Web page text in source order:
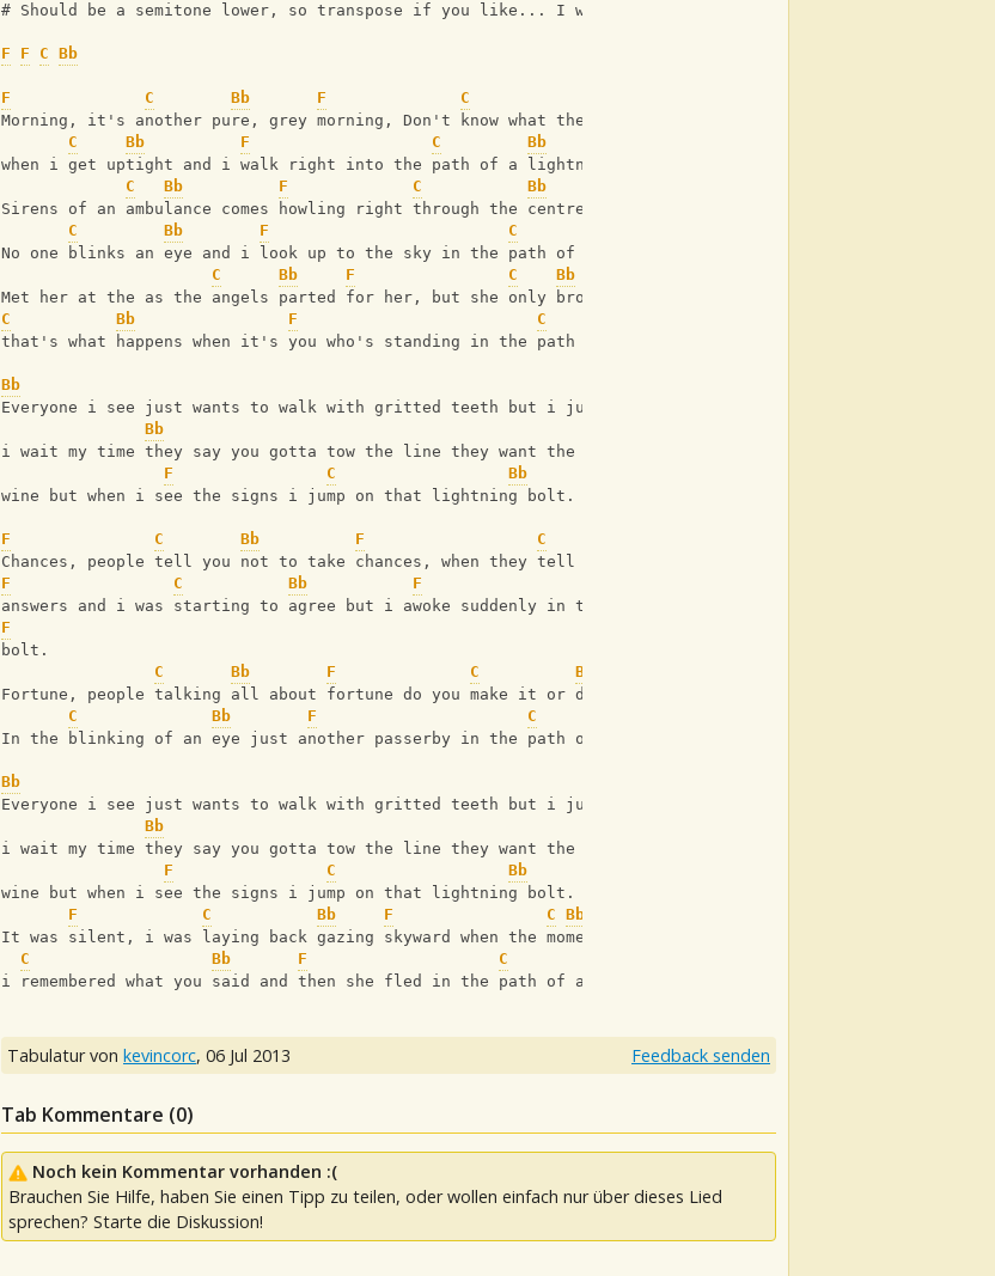
# Should be a semitone lower, so transpose if you like... I was trying to avoid having to use an e
F F C Bb
F C Bb F C
Morning, it's another pure, grey morning, Don't know what the day is holding
C
Bb F C Bb
when i get uptight and i walk right into the path of a lightning bolt.
C
Bb F C Bb
Sirens of an ambulance comes howling right through the centre of town and
C
Bb F C
No one blinks an eye and i look up to the sky in the path of a lighting bolt.
C
Bb F C Bb
Met her at the as the angels parted for her, but she only brought me touture but
C
Bb F C
that's what happens when it's you who's standing in the path of a ligthning bolt.
Bb
Everyone i see just wants to walk with gritted teeth but i just stand by and
Bb
i wait my time they say you gotta tow the line they want the water not the
F
C
Bb
wine but when i see the signs i jump on that lightning bolt.
F C Bb F C
Chances, people tell you not to take chances, when they tell you there aren't any
F
C Bb F
answers and i was starting to agree but i awoke suddenly in the path of a lightning
F
bolt.
C
Bb F C Bb
Fortune, people talking all about fortune do you make it or does it just call you.
C
Bb F C
In the blinking of an eye just another passerby in the path of a lightning bolt.
Bb
Everyone i see just wants to walk with gritted teeth but i just stand by and
Bb
i wait my time they say you gotta tow the line they want the water not the
F
C
Bb
wine but when i see the signs i jump on that lightning bolt.
F
C Bb F C Bb
It was silent, i was laying back gazing skyward when the moment got shattered
C
Bb F C
i remembered what you said and then she fled in the path of a lightning bolt
Tabulatur von kevincorc, 06 Jul 2013 Feedback senden
Tab Kommentare (0)
Noch kein Kommentar vorhanden :(
Brauchen Sie Hilfe, haben Sie einen Tipp zu teilen, oder wollen einfach nur über dieses Lied
sprechen? Starte die Diskussion!